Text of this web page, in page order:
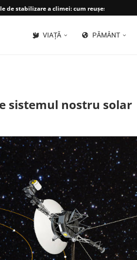
de stabilizare a climei: cum reușește planeta...
VIAȚĂ PĂMÂNT
sistemul nostru solar